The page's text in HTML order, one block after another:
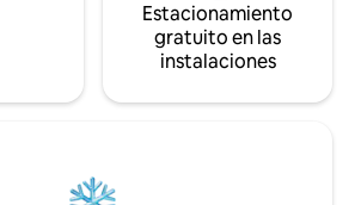
Estacionamiento
gratuito en las
instalaciones